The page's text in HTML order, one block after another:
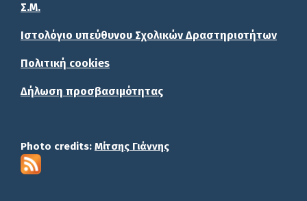
Σ.Μ.
Ιστολόγιο υπεύθυνου Σχολικών Δραστηριοτήτων
Πολιτική cookies
Δήλωση προσβασιμότητας
Photo credits: Μίτσης Γιάννης